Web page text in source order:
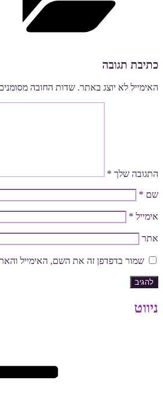
כתיבת תגובה
האימייל לא יוצג באתר. שדות החובה
התגובה שלך *
שם *
אימייל *
אתר
שמור בדפדפן זה את השם, האימייל
ניווט